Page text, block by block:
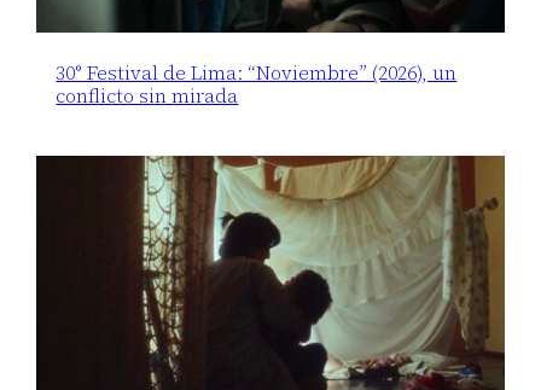
30° Festival de Lima: “Noviembre” (2026), un
conflicto sin mirada